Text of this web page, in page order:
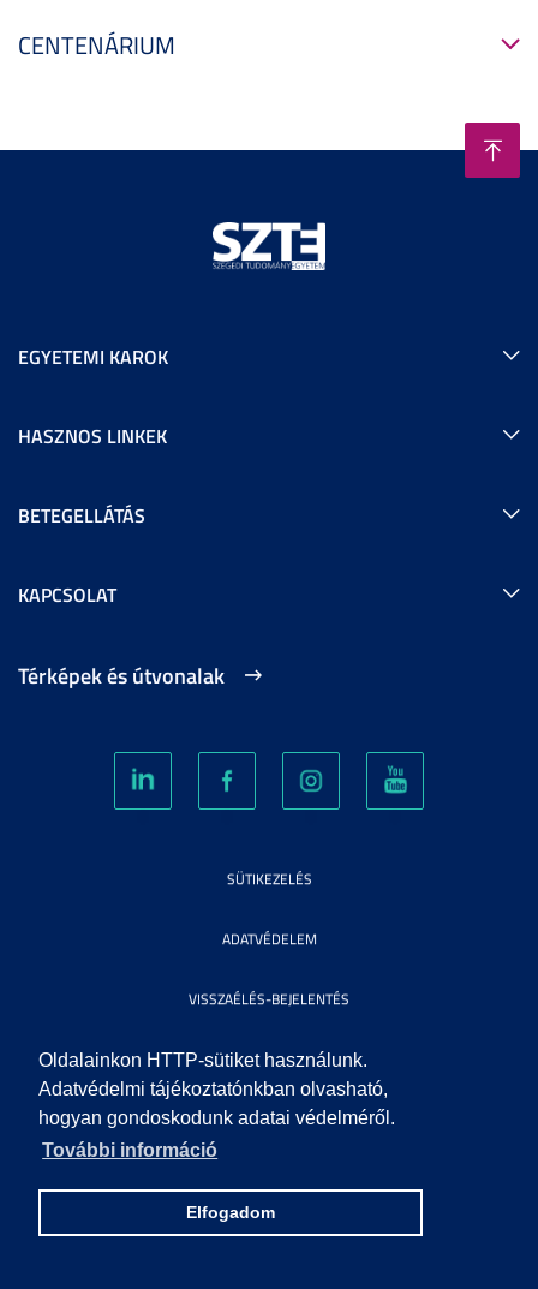
Oldalainkon HTTP-sütiket használunk.
Adatvédelmi tájékoztatónkban olvasható,
hogyan gondoskodunk adatai védelméről.
További információ
Elfogadom
CENTENÁRIUM
EGYETEMI KAROK
HASZNOS LINKEK
BETEGELLÁTÁS
KAPCSOLAT
Térképek és útvonalak
SÜTIKEZELÉS
ADATVÉDELEM
VISSZAÉLÉS-BEJELENTÉS
KÖZÉRDEKŰ ADATOK
IMPRESSZUM